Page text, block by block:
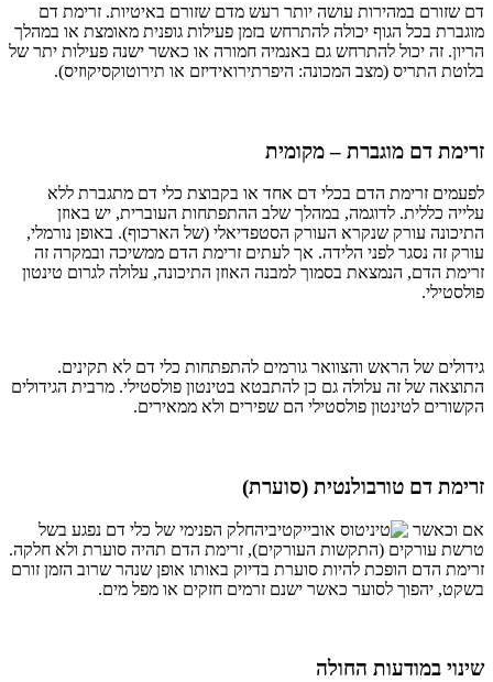
דם שזורם במהירות עושה יותר רעש מדם שזורם באיטיות. זרימת דם
מוגברת בכל הגוף יכולה להתרחש בזמן פעילות גופנית מאומצת או במהלך
הריון. זה יכול להתרחש גם באנמיה חמורה או כאשר ישנה פעילות יתר של
בלוטת התריס (מצב המכונה: היפרתירואידיזם או תירוטוקסיקוזיס).
זרימת דם מוגברת – מקומית
לפעמים זרימת הדם בכלי דם אחד או בקבוצת כלי דם מתגברת ללא
עלייה כללית. לדוגמה, במהלך שלב ההתפתחות העוברית, יש באוזן
התיכונה עורק שנקרא העורק הסטפדיאלי (של הארכוף). באופן נורמלי,
עורק זה נסגר לפני הלידה. אך לעתים זרימת הדם ממשיכה ובמקרה זה
זרימת הדם, הנמצאת בסמוך למבנה האוזן התיכונה, עלולה לגרום טינטון
פולסטילי.
גידולים של הראש והצוואר גורמים להתפתחות כלי דם לא תקינים.
התוצאה של זה עלולה גם כן להתבטא בטינטון פולסטילי. מרבית הגידולים
הקשורים לטינטון פולסטילי הם שפירים ולא ממאירים.
זרימת דם טורבולנטית (סוערת)
אם וכאשר
החלק הפנימי של כלי דם נפגע בשל
טרשת עורקים (התקשות העורקים), זרימת הדם תהיה סוערת ולא חלקה.
זרימת הדם הופכת להיות סוערת בדיוק באותו אופן שנהר שרוב הזמן זורם
בשקט, יהפוך לסוער כאשר ישנם זרמים חזקים או מפל מים.
שינוי במודעות החולה